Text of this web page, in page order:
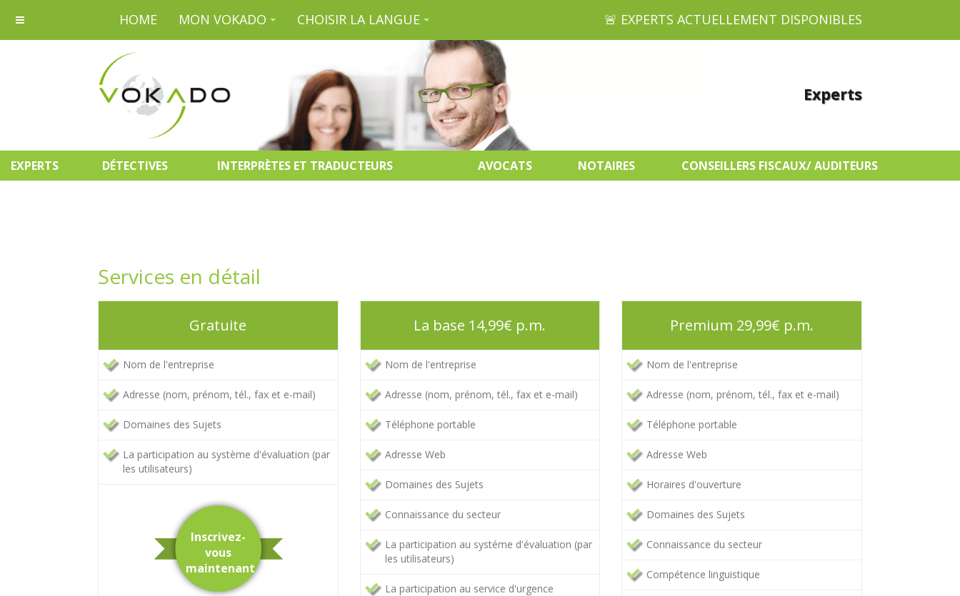
HOME MON VOKADO CHOISIR LA LANGUE 🚨 EXPERTS ACTUELLEMENT DISPONIBLES
Experts
EXPERTS DÉTECTIVES INTERPRÈTES ET TRADUCTEURS AVOCATS NOTAIRES CONSEILLERS FISCAUX/ AUDITEURS
Services en détail
Gratuite
Nom de l'entreprise
Adresse (nom, prénom, tél., fax et e-mail)
Domaines des Sujets
La participation au système d'évaluation (par
les utilisateurs)
Inscrivez-
vous
maintenant
La base 14,99€ p.m.
Nom de l'entreprise
Adresse (nom, prénom, tél., fax et e-mail)
Téléphone portable
Adresse Web
Domaines des Sujets
Connaissance du secteur
La participation au systéme d'évaluation (par
les utilisateurs)
La participation au service d'urgence
Premium 29,99€ p.m.
Nom de l'entreprise
Adresse (nom, prénom, tél., fax et e-mail)
Téléphone portable
Adresse Web
Horaires d'ouverture
Domaines des Sujets
Connaissance du secteur
Compétence linguistique